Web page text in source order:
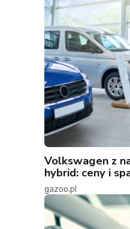
Volkswagen z
hybrid: ceny i
gazoo.pl